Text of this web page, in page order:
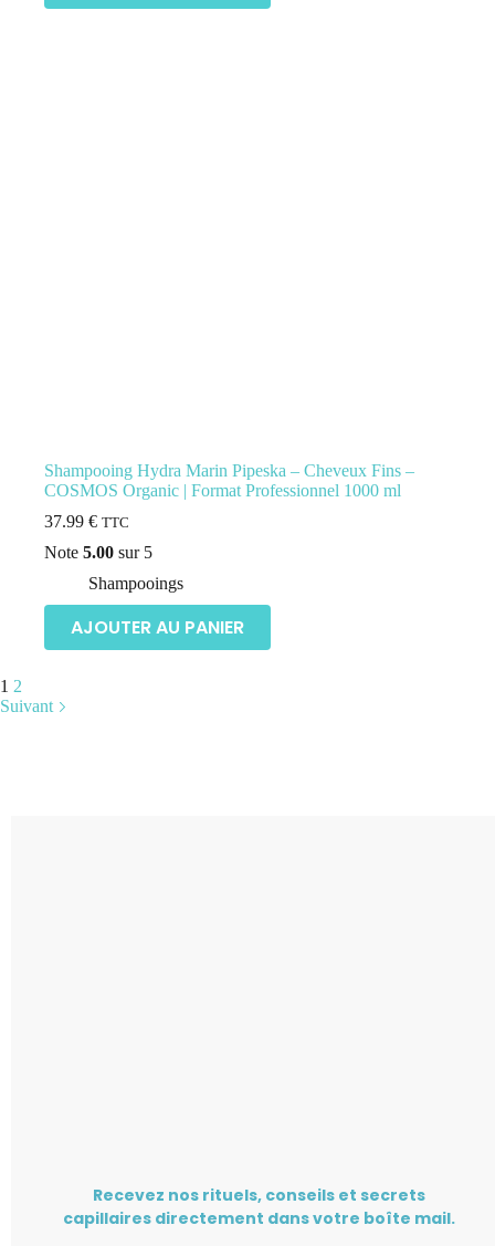
Shampooing Hydra Marin Pipeska – Cheveux Fins –
COSMOS Organic | Format Professionnel 1000 ml
37.99 € TTC
Note 5.00 sur 5
Shampooings
AJOUTER AU PANIER
1 2
Suivant
Recevez nos rituels, conseils et secrets
capillaires directement dans votre boîte mail.